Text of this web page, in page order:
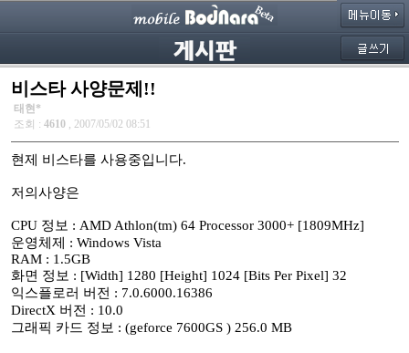
비스타 사양문제!!
태현*
조회 : 4610 , 2007/05/02 08:51
현제 비스타를 사용중입니다.
저의사양은
CPU 정보 : AMD Athlon(tm) 64 Processor 3000+ [1809MHz]
운영체제 : Windows Vista
RAM : 1.5GB
화면 정보 : [Width] 1280 [Height] 1024 [Bits Per Pixel] 32
익스플로러 버전 : 7.0.6000.16386
DirectX 버전 : 10.0
그래픽 카드 정보 : (geforce 7600GS ) 256.0 MB